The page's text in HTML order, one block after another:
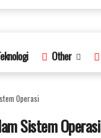
Other
Operasi
Sistem Operasi